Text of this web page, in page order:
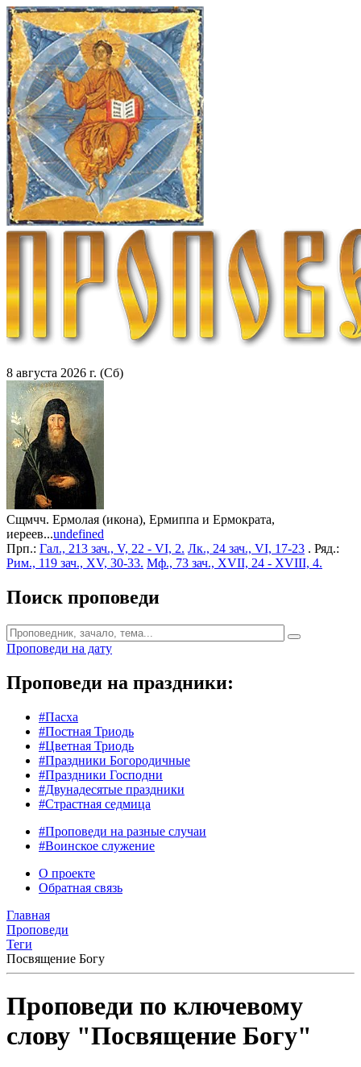
8 августа 2026 г. (Сб)
Сщмчч. Ермолая (икона), Ермиппа и Ермократа,
иереев...undefined
Прп.: Гал., 213 зач., V, 22 - VI, 2. Лк., 24 зач., VI, 17-23 . Ряд.:
Рим., 119 зач., XV, 30-33. Мф., 73 зач., XVII, 24 - XVIII, 4.
Поиск проповеди
Проповеди на дату
Проповеди на праздники:
#Пасха
#Постная Триодь
#Цветная Триодь
#Праздники Богородичные
#Праздники Господни
#Двунадесятые праздники
#Страстная седмица
#Проповеди на разные случаи
#Воинское служение
О проекте
Обратная связь
Главная
Проповеди
Теги
Посвящение Богу
Проповеди по ключевому
слову "Посвящение Богу"